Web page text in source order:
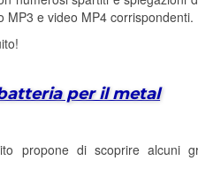
MP3 e video MP4 corrispondenti.
per il metal
propone di scoprire alcuni